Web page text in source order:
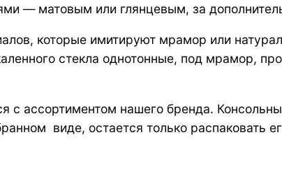
— матовым или глянцевым, за
которые имитируют мрамор или
стекла однотонные, под мрамор,
с ассортиментом нашего бренда.
виде, остается только распаковать